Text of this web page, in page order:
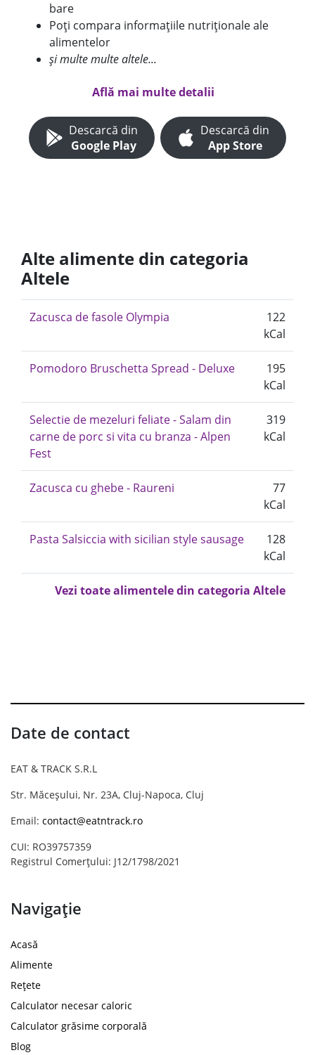
bare
Poți compara informațiile nutriționale ale
alimentelor
și multe multe altele...
Află mai multe detalii
Descarcă din
Google Play
Descarcă din
App Store
Alte alimente din categoria
Altele
Zacusca de fasole Olympia
122
kCal
Pomodoro Bruschetta Spread - Deluxe
195
kCal
Selectie de mezeluri feliate - Salam din
carne de porc si vita cu branza - Alpen
Fest
319
kCal
Zacusca cu ghebe - Raureni
77
kCal
Pasta Salsiccia with sicilian style sausage
128
kCal
Vezi toate alimentele din categoria Altele
Date de contact
EAT & TRACK S.R.L
Str. Măceșului, Nr. 23A, Cluj-Napoca, Cluj
Email: contact@eatntrack.ro
CUI: RO39757359
Registrul Comerțului: J12/1798/2021
Navigație
Acasă
Alimente
Rețete
Calculator necesar caloric
Calculator grăsime corporală
Blog